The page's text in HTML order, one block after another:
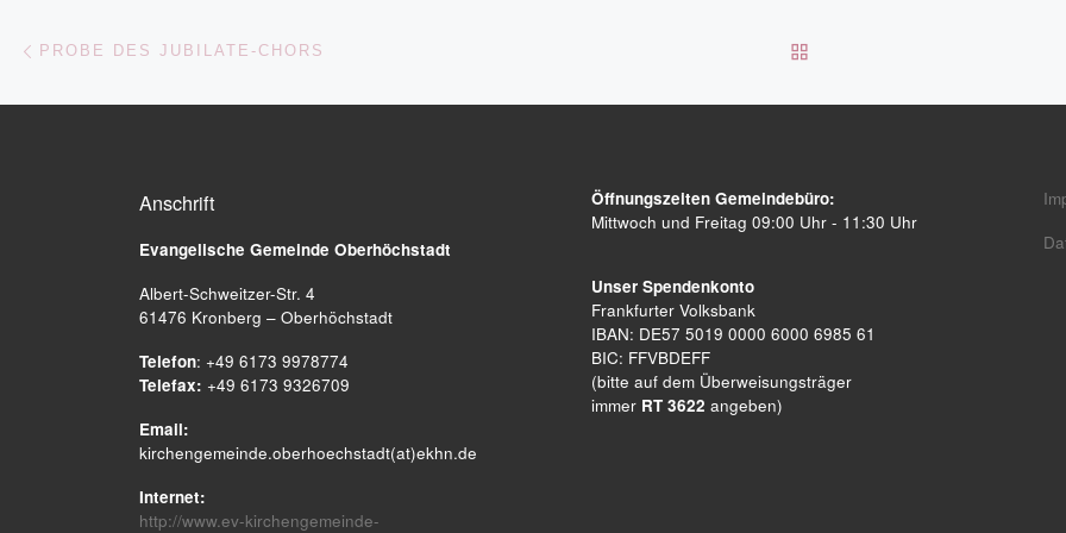
Beitragsnavigation
PROBE DES JUBILATE-CHORS
Anschrift
Evangelische Gemeinde Oberhöchstadt
Albert-Schweitzer-Str. 4
61476 Kronberg – Oberhöchstadt
Telefon: +49 6173 9978774
Telefax: +49 6173 9326709
Email:
kirchengemeinde.oberhoechstadt(at)ekhn.de
Internet:
http://www.ev-kirchengemeinde-
Öffnungszeiten Gemeindebüro:
Mittwoch und Freitag 09:00 Uhr - 11:30 Uhr
Unser Spendenkonto
Frankfurter Volksbank
IBAN: DE57 5019 0000 6000 6985 61
BIC: FFVBDEFF
(bitte auf dem Überweisungsträger
immer RT 3622 angeben)